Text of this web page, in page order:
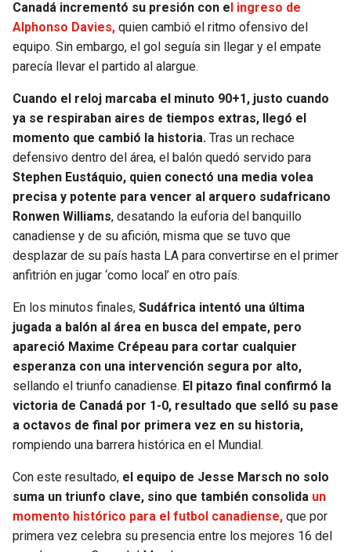
Canadá incrementó su presión con e l ingreso de
Alphonso Davies, quien cambió el ritmo ofensivo del
equipo. Sin embargo, el gol seguía sin llegar y el empate
parecía llevar el partido al alargue.
Cuando el reloj marcaba el minuto 90+1, justo cuando
ya se respiraban aires de tiempos extras, llegó el
momento que cambió la historia. Tras un rechace
defensivo dentro del área, el balón quedó servido para
Stephen Eustáquio, quien conectó una media volea
precisa y potente para vencer al arquero sudafricano
Ronwen Williams, desatando la euforia del banquillo
canadiense y de su afición, misma que se tuvo que
desplazar de su país hasta LA para convertirse en el primer
anfitrión en jugar ‘como local’ en otro país.
En los minutos finales, Sudáfrica intentó una última
jugada a balón al área en busca del empate, pero
apareció Maxime Crépeau para cortar cualquier
esperanza con una intervención segura por alto,
sellando el triunfo canadiense. El pitazo final confirmó la
victoria de Canadá por 1-0, resultado que selló su pase
a octavos de final por primera vez en su historia,
rompiendo una barrera histórica en el Mundial.
Con este resultado, el equipo de Jesse Marsch no solo
suma un triunfo clave, sino que también consolida un
momento histórico para el futbol canadiense, que por
primera vez celebra su presencia entre los mejores 16 del